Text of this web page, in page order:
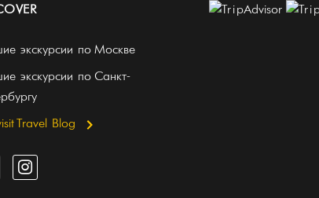
экскурсии по Москве
экскурсии по Санкт-
Travel Blog